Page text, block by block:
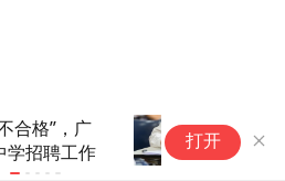
作弊：将服务民
受，选拔的人能
打开